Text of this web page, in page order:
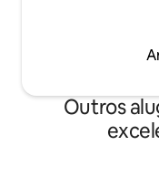
Outros